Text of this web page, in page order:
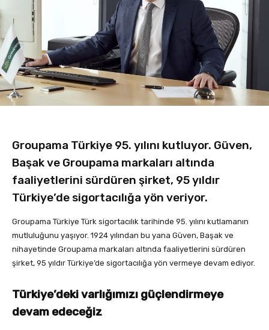
Groupama Türkiye 95. yılını kutluyor. Güven,
Başak ve Groupama markaları altında
faaliyetlerini sürdüren şirket, 95 yıldır
Türkiye’de sigortacılığa yön veriyor.
Groupama Türkiye Türk sigortacılık tarihinde 95. yılını kutlamanın
mutluluğunu yaşıyor. 1924 yılından bu yana Güven, Başak ve
nihayetinde Groupama markaları altında faaliyetlerini sürdüren
şirket, 95 yıldır Türkiye’de sigortacılığa yön vermeye devam ediyor.
Türkiye’deki varlığımızı güçlendirmeye
devam edeceğiz